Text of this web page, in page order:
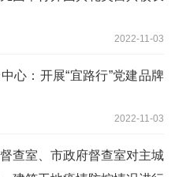
2022-11-03
心：开展“宜路行”党建品牌
2022-11-03
查室、市政府督查室对主城